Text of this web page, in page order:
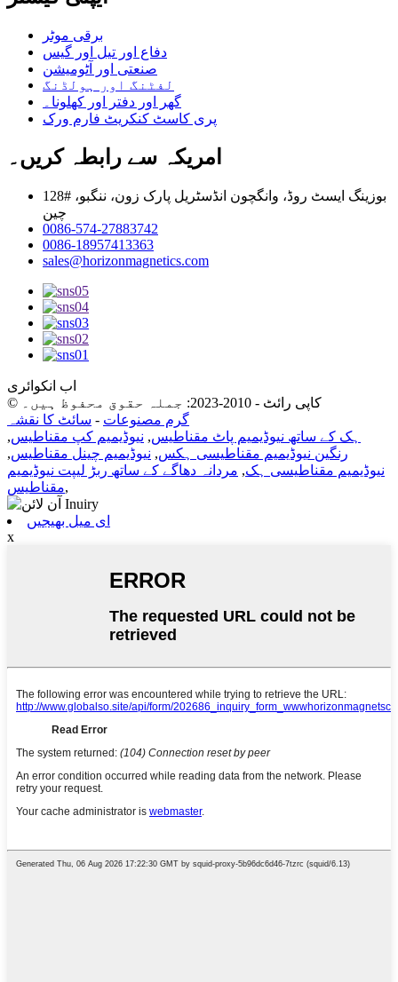
برقی موٹر
دفاع اور تیل اور گیس
صنعتی اور آٹومیشن
لفٹنگ اور ہولڈنگ
گھر اور دفتر اور کھلونا۔
پری کاسٹ کنکریٹ فارم ورک
امریکہ سے رابطہ کریں۔
128# بوزینگ ایسٹ روڈ، وانگچون انڈسٹریل پارک زون، ننگبو،
چین
0086-574-27883742
0086-18957413363
sales@horizonmagnetics.com
اب انکوائری
© کاپی رائٹ - 2010-2023: جملہ حقوق محفوظ ہیں۔
گرم مصنوعات - سائٹ کا نقشہ
ہک کے ساتھ نیوڈیمیم پاٹ مقناطیس, نیوڈیمیم کپ مقناطیس,
رنگین نیوڈیمیم مقناطیسی ہکس, نیوڈیمیم چینل مقناطیس,
نیوڈیمیم مقناطیسی ہک, مردانہ دھاگے کے ساتھ ربڑ لیپت نیوڈیمیم
مقناطیس,
ای میل بھیجیں
x